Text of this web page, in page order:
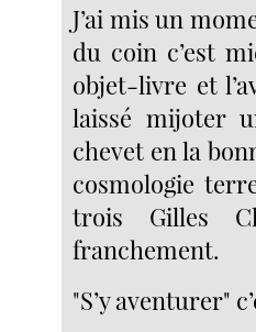
J’ai mis un
du coin c’est
objet-livre et
laissé mijoter
chevet en la
cosmologie
trois Gilles
franchement.
"S’y aventurer"